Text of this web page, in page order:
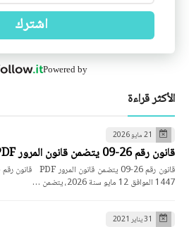
اشترك
Powered by
الأكثر قراءة
21 مايو 2026
قانون رقم 26-09 يتضمن قانون المرور PDF
1447 الموافق 12 مايو سنة 2026، يتضمن …
31 يناير 2021